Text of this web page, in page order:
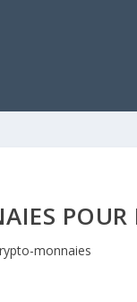
POUR
monnaies